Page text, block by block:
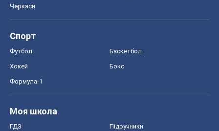
Черкаси
Спорт
Футбол Баскетбол
Хокей Бокс
Формула-1
Моя школа
ГДЗ Підручники